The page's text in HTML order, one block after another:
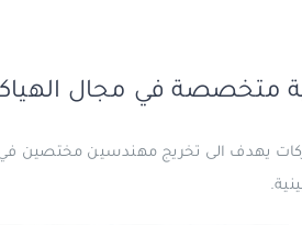
متخصصة في مجال
يهدف الى تخريج مهندسين مختصين في